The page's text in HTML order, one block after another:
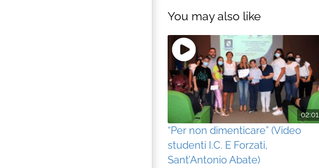
You may also like
02:01
“Per non dimenticare” (Video
studenti I.C. E Forzati,
Sant’Antonio Abate)